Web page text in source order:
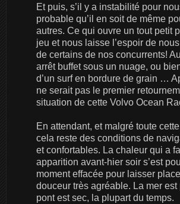
Et puis, s’il y a instabilité pour
probable qu’il en soit de même
autres. Ce qui ouvre un tout petit
jeu et nous laisse l’espoir de
de certains de nos concurrents!
arrêt buffet sous un nuage, ou
d’un surf en bordure de grain …
ne serait pas le premier
situation de cette Volvo Ocean
En attendant, et malgré toute
cela reste des conditions de
et confortables. La chaleur qui a
apparition avant-hier soir s’est
moment effacée pour laisser
douceur très agréable. La mer est
pont est sec, la plupart du temps.